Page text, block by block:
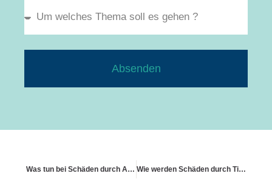
Absenden
Was tun bei Schäden durch Asbest Wie werden Schäden durch Tiere wie Marder behandelt?